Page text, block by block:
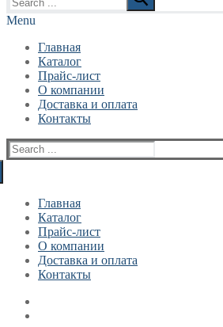
for:
Menu
Главная
Каталог
Прайс-лист
О компании
Доставка и оплата
Контакты
Search
for:
Главная
Каталог
Прайс-лист
О компании
Доставка и оплата
Контакты